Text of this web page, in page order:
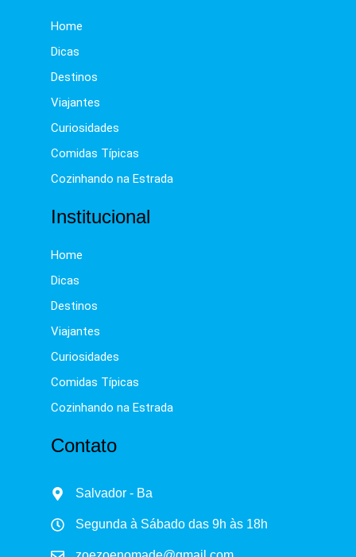
Home
Dicas
Destinos
Viajantes
Curiosidades
Comidas Típicas
Cozinhando na Estrada
Institucional
Home
Dicas
Destinos
Viajantes
Curiosidades
Comidas Típicas
Cozinhando na Estrada
Contato
Salvador - Ba
Segunda à Sábado das 9h às 18h